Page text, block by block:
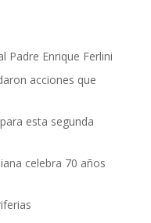
Padre Enrique Ferlini
acciones que
esta segunda
celebra 70 años